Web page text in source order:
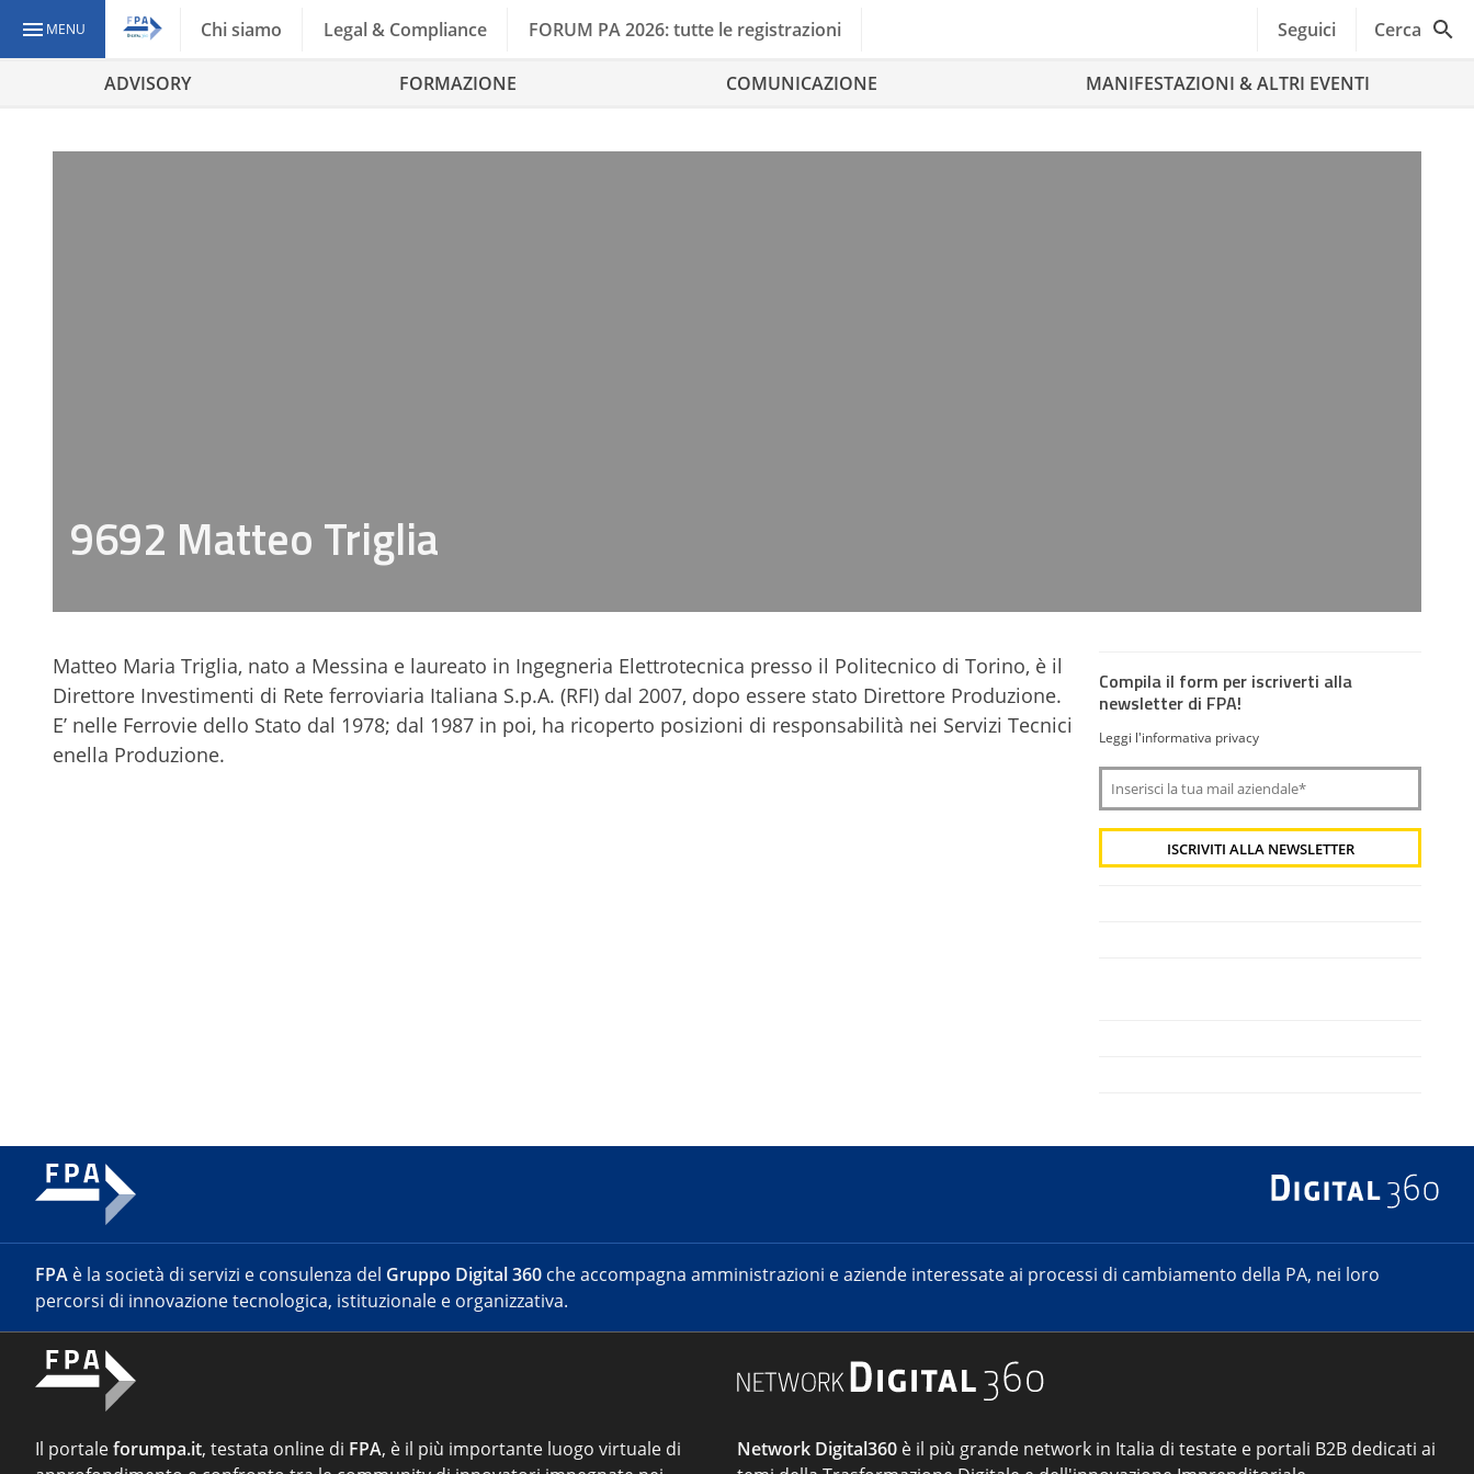
MENU Chi siamo Legal & Compliance FORUM PA 2026: tutte le registrazioni Seguici Cerca
ADVISORY FORMAZIONE COMUNICAZIONE MANIFESTAZIONI & ALTRI EVENTI
9692 Matteo Triglia
Matteo Maria Triglia, nato a Messina e laureato in Ingegneria Elettrotecnica presso il Politecnico di Torino, è il
Direttore Investimenti di Rete ferroviaria Italiana S.p.A. (RFI) dal 2007, dopo essere stato Direttore Produzione.
E’ nelle Ferrovie dello Stato dal 1978; dal 1987 in poi, ha ricoperto posizioni di responsabilità nei Servizi Tecnici
enella Produzione.
Compila il form per iscriverti alla
newsletter di FPA!
Leggi l'informativa privacy
FPA è la società di servizi e consulenza del Gruppo Digital 360 che accompagna amministrazioni e aziende interessate ai processi di cambiamento della PA, nei loro
percorsi di innovazione tecnologica, istituzionale e organizzativa.
Il portaleforumpa.it, testata online di FPA, è il più importante luogo virtuale di
Network Digital360 è il più grande network in Italia di testate e portali B2B dedicati ai